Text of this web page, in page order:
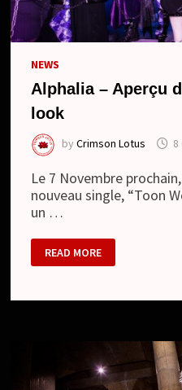
NEWS
Alphalia – Aperçu
look
byCrimson Lotus
Le 7 Novembre
nouveau single, “Toon
un …
ALPHALIA
–
APERÇU
ET
READ MORE